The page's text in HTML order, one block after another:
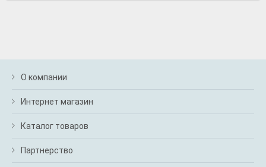
О компании
Интернет магазин
Каталог товаров
Партнерство